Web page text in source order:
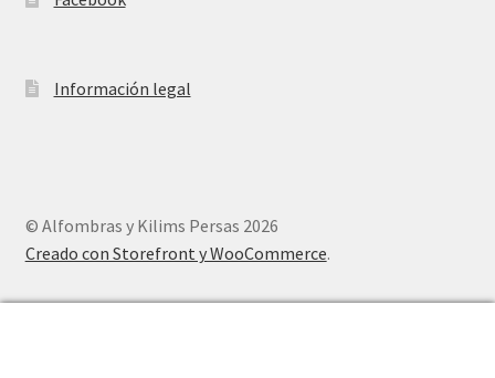
Información legal
© Alfombras y Kilims Persas 2026
Creado con Storefront y WooCommerce.